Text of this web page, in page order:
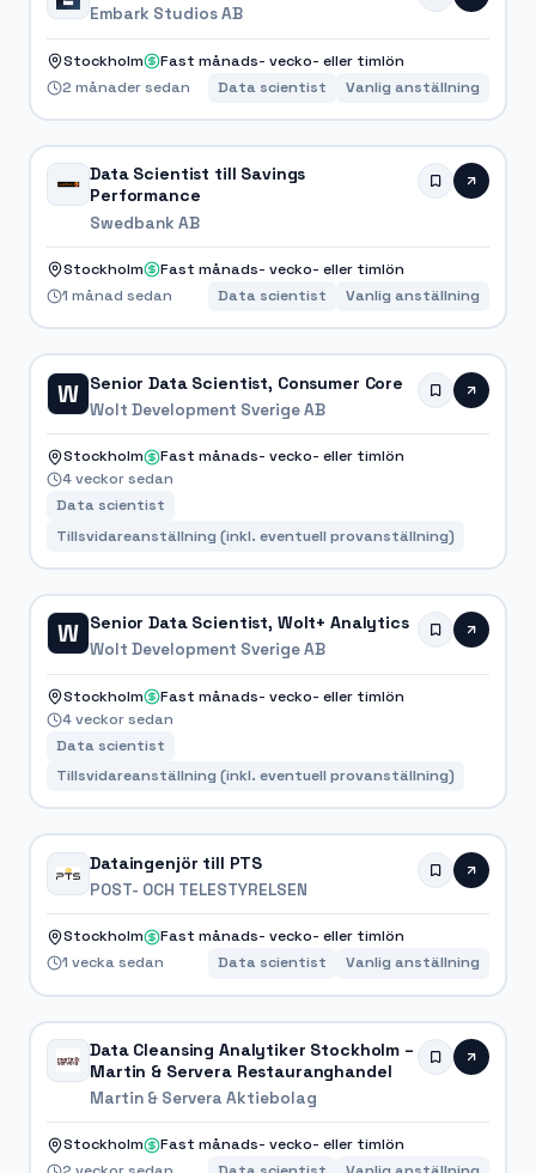
Embark Studios AB
Stockholm
Fast månads- vecko- eller timlön
2 månader sedan
Data scientist Vanlig anställning
Data Scientist till Savings
Performance
Swedbank AB
Stockholm
Fast månads- vecko- eller timlön
1 månad sedan
Data scientist Vanlig anställning
W Senior Data Scientist, Consumer Core
Wolt Development Sverige AB
Stockholm
Fast månads- vecko- eller timlön
4 veckor sedan
Data scientist
Tillsvidareanställning (inkl. eventuell provanställning)
W Senior Data Scientist, Wolt+ Analytics
Wolt Development Sverige AB
Stockholm
Fast månads- vecko- eller timlön
4 veckor sedan
Data scientist
Tillsvidareanställning (inkl. eventuell provanställning)
Dataingenjör till PTS
POST- OCH TELESTYRELSEN
Stockholm
Fast månads- vecko- eller timlön
1 vecka sedan
Data scientist Vanlig anställning
Data Cleansing Analytiker Stockholm –
Martin & Servera Restauranghandel
Martin & Servera Aktiebolag
Stockholm
Fast månads- vecko- eller timlön